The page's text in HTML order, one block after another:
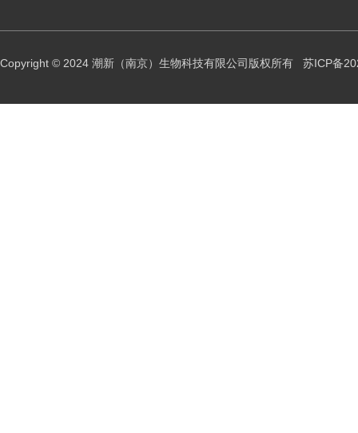
Copyright © 2024 潮新（南京）生物科技有限公司版权所有 苏ICP备